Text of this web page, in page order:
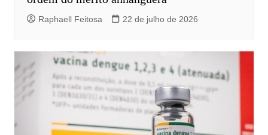
Raphaell Feitosa 22 de julho de 2026